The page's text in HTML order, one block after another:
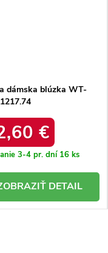
dámska blúzka WT-
€
3-4 pr. dní 16 ks
DETAIL